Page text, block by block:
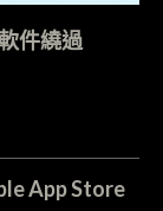
件繞過
App Store